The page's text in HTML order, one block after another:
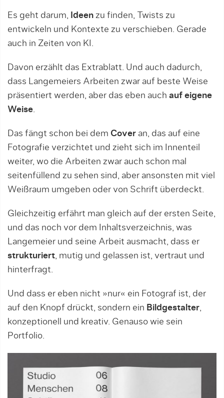
Es geht darum, Ideen zu finden, Twists zu
entwickeln und Kontexte zu verschieben. Gerade
auch in Zeiten von KI.
Davon erzählt das Extrablatt. Und auch dadurch,
dass Langemeiers Arbeiten zwar auf beste Weise
präsentiert werden, aber das eben auch auf eigene
Weise.
Das fängt schon bei dem Cover an, das auf eine
Fotografie verzichtet und zieht sich im Innenteil
weiter, wo die Arbeiten zwar auch schon mal
seitenfüllend zu sehen sind, aber ansonsten mit viel
Weißraum umgeben oder von Schrift überdeckt.
Gleichzeitig erfährt man gleich auf der ersten Seite,
und das noch vor dem Inhaltsverzeichnis, was
Langemeier und seine Arbeit ausmacht, dass er
strukturiert, mutig und gelassen ist, vertraut und
hinterfragt.
Und dass er eben nicht »nur« ein Fotograf ist, der
auf den Knopf drückt, sondern ein Bildgestalter,
konzeptionell und kreativ. Genauso wie sein
Portfolio.